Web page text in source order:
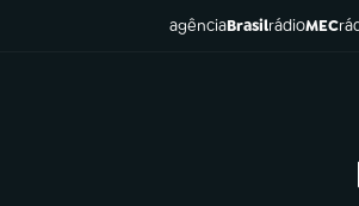
agênciaBrasilrádioMEC